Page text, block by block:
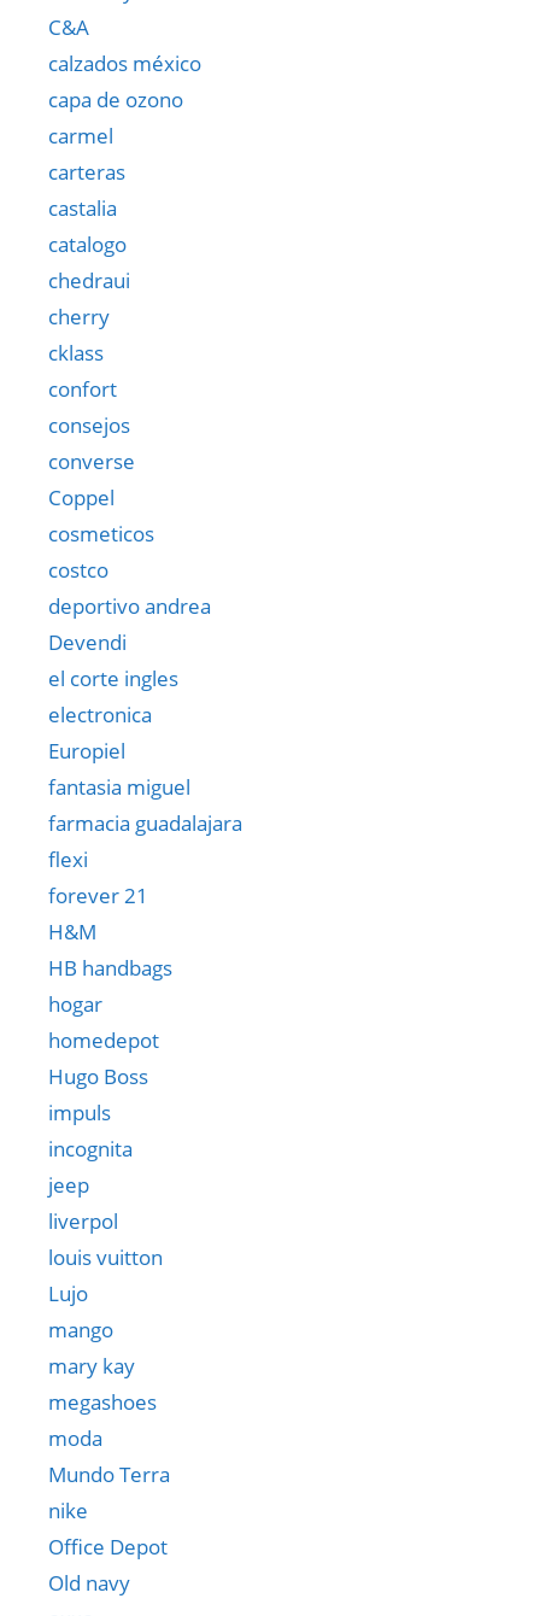
C&A
calzados méxico
capa de ozono
carmel
carteras
castalia
catalogo
chedraui
cherry
cklass
confort
consejos
converse
Coppel
cosmeticos
costco
deportivo andrea
Devendi
el corte ingles
electronica
Europiel
fantasia miguel
farmacia guadalajara
flexi
forever 21
H&M
HB handbags
hogar
homedepot
Hugo Boss
impuls
incognita
jeep
liverpol
louis vuitton
Lujo
mango
mary kay
megashoes
moda
Mundo Terra
nike
Office Depot
Old navy